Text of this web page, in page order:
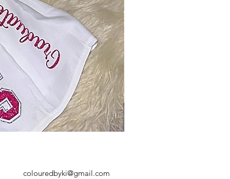
colouredbyki@gmail.com